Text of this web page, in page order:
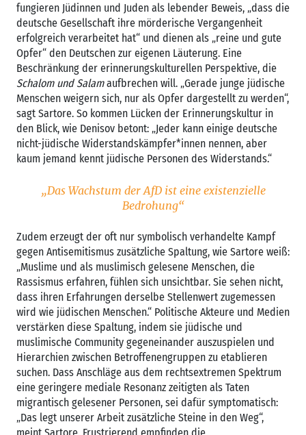
fungieren Jüdinnen und Juden als lebender Beweis, „dass die
deutsche Gesellschaft ihre mörderische Vergangenheit
erfolgreich verarbeitet hat“ und dienen als „reine und gute
Opfer“ den Deutschen zur eigenen Läuterung. Eine
Beschränkung der erinnerungskulturellen Perspektive, die
Schalom und Salamaufbrechen will. „Gerade junge jüdische
Menschen weigern sich, nur als Opfer dargestellt zu werden“,
sagt Sartore. So kommen Lücken der Erinnerungskultur in
den Blick, wie Denisov betont: „Jeder kann einige deutsche
nicht-jüdische Widerstandskämpfer*innen nennen, aber
kaum jemand kennt jüdische Personen des Widerstands.“
„Das Wachstum der AfD ist eine existenzielle
Bedrohung“
Zudem erzeugt der oft nur symbolisch verhandelte Kampf
gegen Antisemitismus zusätzliche Spaltung, wie Sartore weiß:
„Muslime und als muslimisch gelesene Menschen, die
Rassismus erfahren, fühlen sich unsichtbar. Sie sehen nicht,
dass ihren Erfahrungen derselbe Stellenwert zugemessen
wird wie jüdischen Menschen.“ Politische Akteure und Medien
verstärken diese Spaltung, indem sie jüdische und
muslimische Community gegeneinander auszuspielen und
Hierarchien zwischen Betroffenengruppen zu etablieren
suchen. Dass Anschläge aus dem rechtsextremen Spektrum
eine geringere mediale Resonanz zeitigten als Taten
migrantisch gelesener Personen, sei dafür symptomatisch:
„Das legt unserer Arbeit zusätzliche Steine in den Weg“,